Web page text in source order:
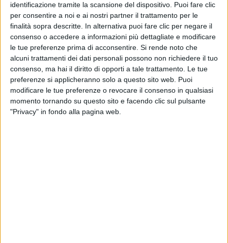
identificazione tramite la scansione del dispositivo. Puoi fare clic
per consentire a noi e ai nostri partner il trattamento per le
finalità sopra descritte. In alternativa puoi fare clic per negare il
consenso o accedere a informazioni più dettagliate e modificare
le tue preferenze prima di acconsentire. Si rende noto che
alcuni trattamenti dei dati personali possono non richiedere il tuo
consenso, ma hai il diritto di opporti a tale trattamento. Le tue
preferenze si applicheranno solo a questo sito web. Puoi
modificare le tue preferenze o revocare il consenso in qualsiasi
momento tornando su questo sito e facendo clic sul pulsante
"Privacy" in fondo alla pagina web.
Otto nuovi ingressi nel
Freight Leaders Council
LE ALTRE NEWS 15 MARZO 2021